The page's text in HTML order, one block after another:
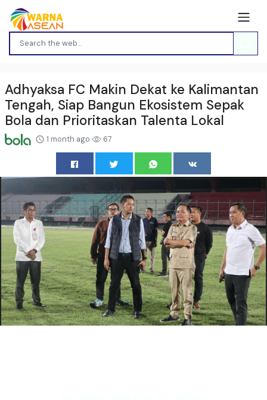
Adhyaksa FC Makin Dekat ke Kalimantan
Tengah, Siap Bangun Ekosistem Sepak
Bola dan Prioritaskan Talenta Lokal
1 month ago 67